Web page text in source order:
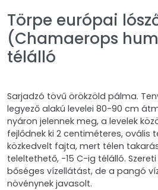
Törpe európai
(Chamaerops
télálló
Sarjadzó tövű örökzöld pálma.
legyező alakú levelei 80-90 cm
nyáron jelennek meg, a levelek
fejlődnek ki 2 centiméteres, ovális
közkedvelt fajta, mert télen
teleltethető, -15 C-ig télálló.
bőséges vízellátást, de a pangó
növénynek javasolt.